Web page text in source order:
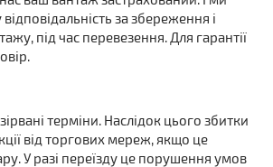
за збереження і
під час перевезення. Для гарантії
терміни. Наслідок цього збитки
від торгових мереж, якщо це
У разі переїзду це порушення умов